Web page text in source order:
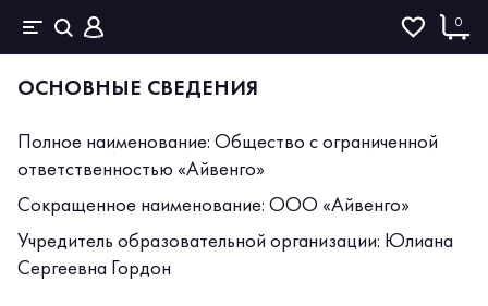
0
ОСНОВНЫЕ СВЕДЕНИЯ
Полное наименование: Общество с ограниченной
ответственностью «Айвенго»
Сокращенное наименование: ООО «Айвенго»
Учредитель образовательной организации: Юлиана
Сергеевна Гордон